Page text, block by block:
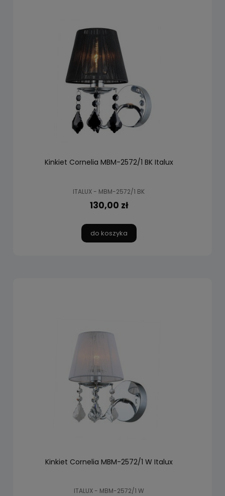
Kinkiet Cornelia MBM-2572/1 BK Italux
ITALUX - MBM-2572/1 BK
130,00 zł
do koszyka
Kinkiet Cornelia MBM-2572/1 W Italux
ITALUX - MBM-2572/1 W